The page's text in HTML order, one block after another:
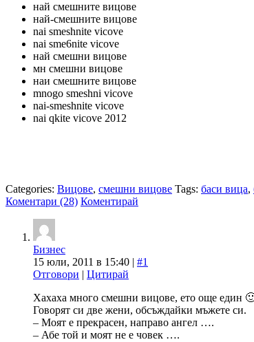
най смешните вицове
най-смешните вицове
nai smeshnite vicove
nai sme6nite vicove
най смешни вицове
мн смешни вицове
наи смешните вицове
mnogo smeshni vicove
nai-smeshnite vicove
nai qkite vicove 2012
Categories: Вицове, смешни вицове Tags: баси вица,
Коментари (28) Коментирай
Бизнес
15 юли, 2011 в 15:40 | #1
Отговори | Цитирай
Хахаха много смешни вицове, ето още един
Говорят си две жени, обсъждайки мъжете си.
– Моят е прекрасен, направо ангел ….
– Абе той и моят не е човек ….